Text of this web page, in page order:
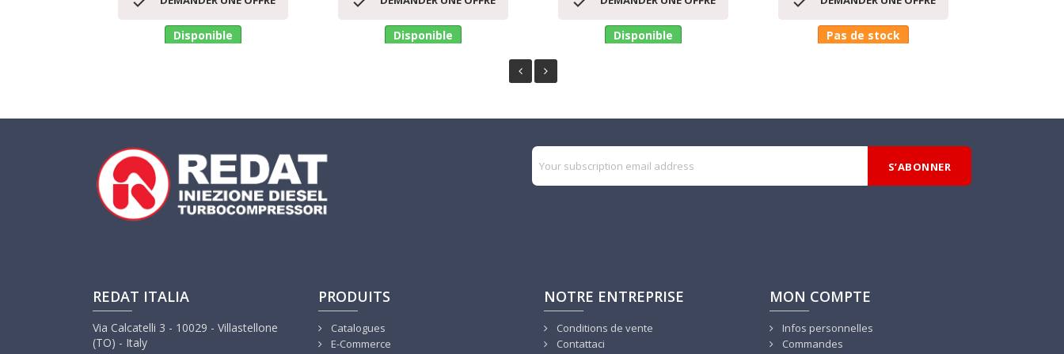
Disponible Disponible Disponible Pas de stock
REDAT ITALIA
Via Calcatelli 3 - 10029 - Villastellone
(TO) - Italy
PRODUITS
Catalogues
E-Commerce
NOTRE ENTREPRISE
Conditions de vente
Contattaci
MON COMPTE
Infos personnelles
Commandes